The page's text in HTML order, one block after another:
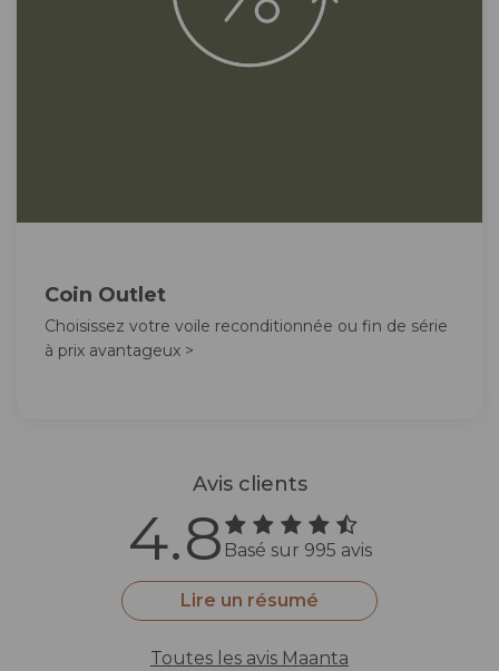
Coin Outlet
Choisissez votre voile reconditionnée ou fin de série
à prix avantageux >
Avis clients
4.8 Basé sur 995 avis
Lire un résumé
Toutes les avis Maanta